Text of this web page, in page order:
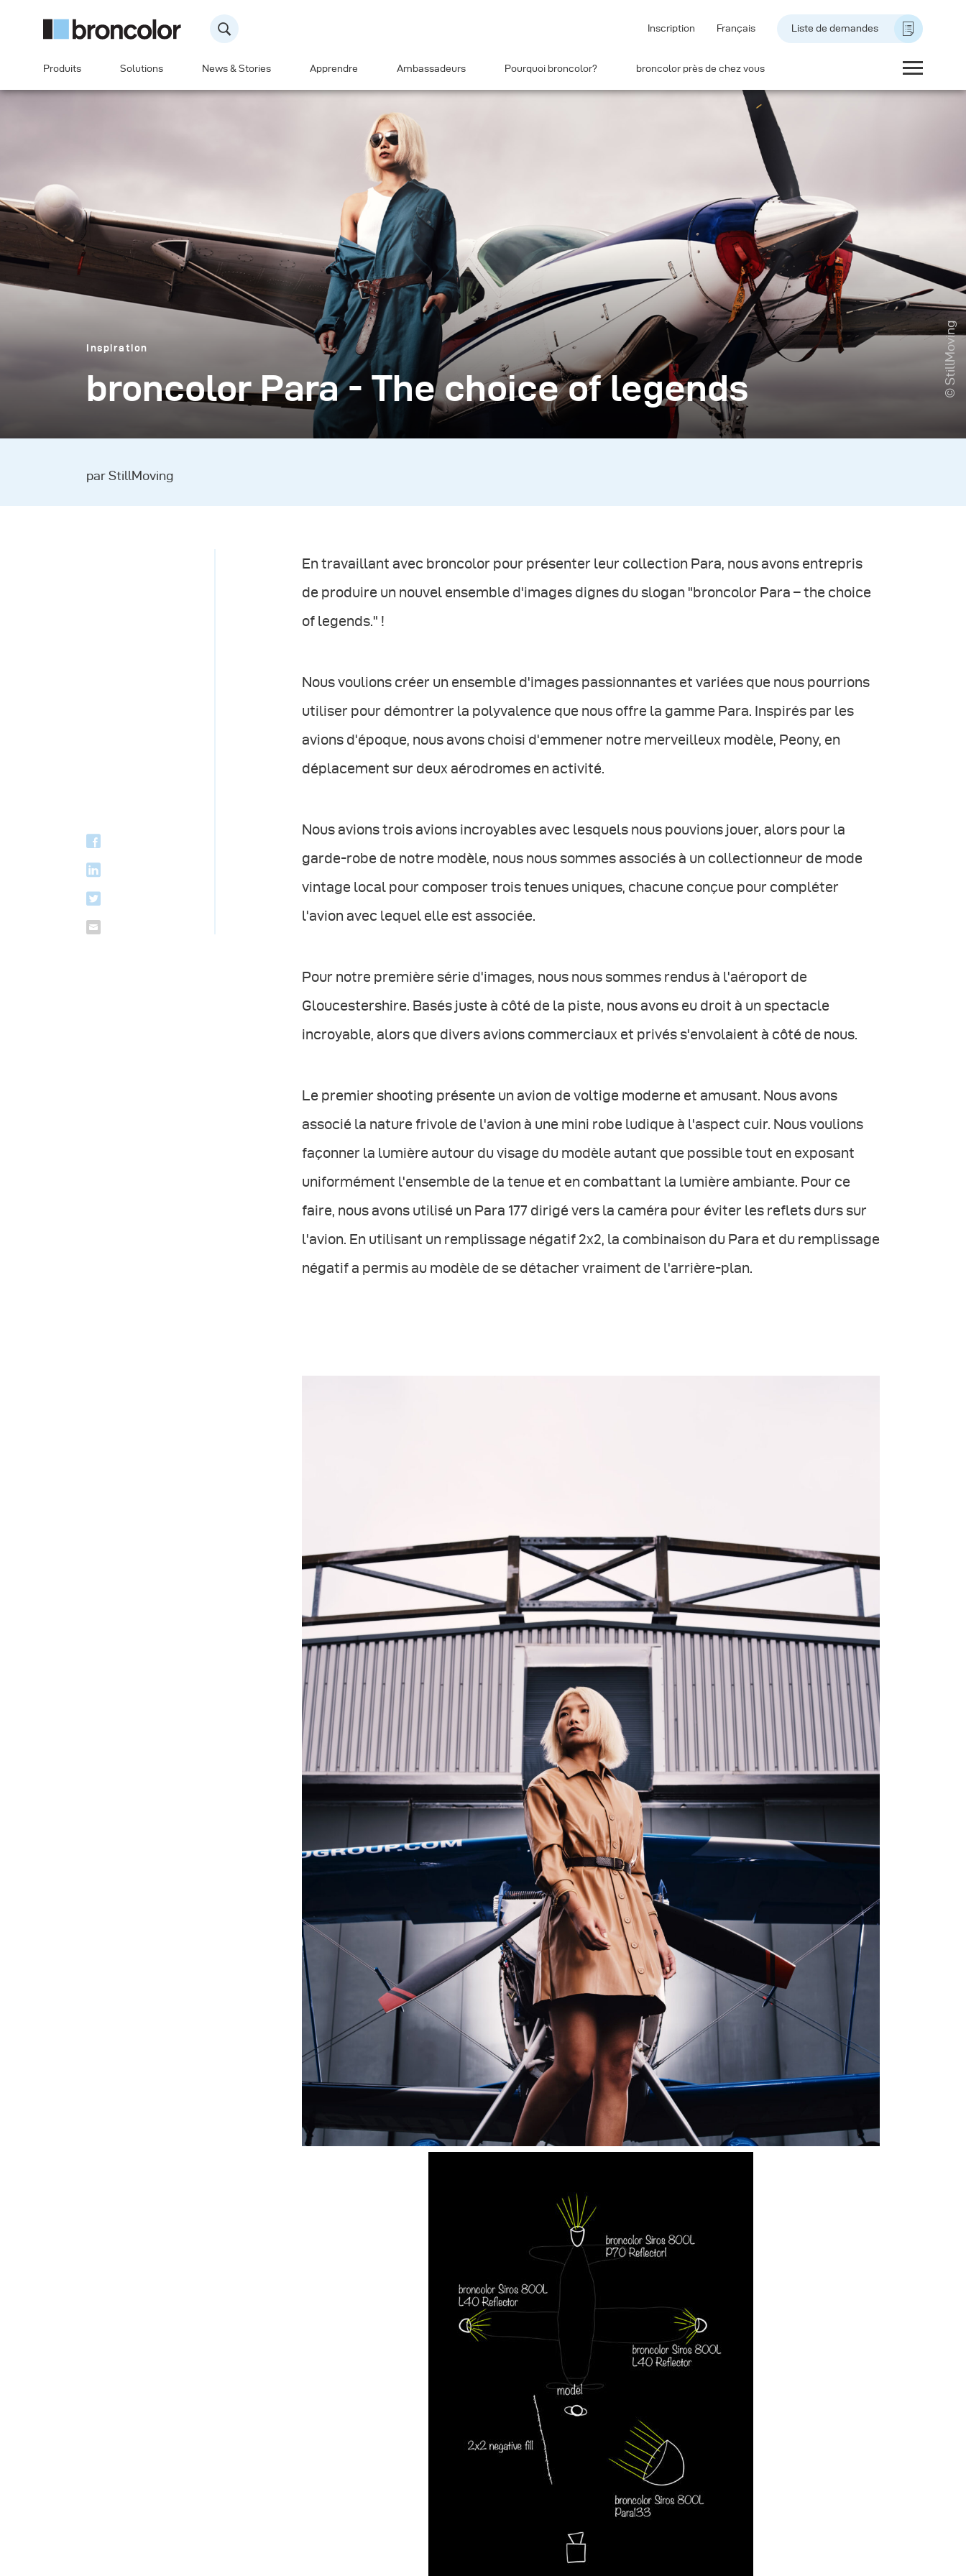
Inscription Français Liste de demandes
Produits Solutions News & Stories Apprendre Ambassadeurs Pourquoi broncolor? broncolor près de chez vous
Inspiration
broncolor Para - The choice of legends © StillMoving
par StillMoving
En travaillant avec broncolor pour présenter leur collection Para, nous avons entrepris
de produire un nouvel ensemble d'images dignes du slogan "broncolor Para – the choice
of legends." !
Nous voulions créer un ensemble d'images passionnantes et variées que nous pourrions
utiliser pour démontrer la polyvalence que nous offre la gamme Para. Inspirés par les
avions d'époque, nous avons choisi d'emmener notre merveilleux modèle, Peony, en
déplacement sur deux aérodromes en activité.
Nous avions trois avions incroyables avec lesquels nous pouvions jouer, alors pour la
garde-robe de notre modèle, nous nous sommes associés à un collectionneur de mode
vintage local pour composer trois tenues uniques, chacune conçue pour compléter
l'avion avec lequel elle est associée.
Pour notre première série d'images, nous nous sommes rendus à l'aéroport de
Gloucestershire. Basés juste à côté de la piste, nous avons eu droit à un spectacle
incroyable, alors que divers avions commerciaux et privés s'envolaient à côté de nous.
Le premier shooting présente un avion de voltige moderne et amusant. Nous avons
associé la nature frivole de l'avion à une mini robe ludique à l'aspect cuir. Nous voulions
façonner la lumière autour du visage du modèle autant que possible tout en exposant
uniformément l'ensemble de la tenue et en combattant la lumière ambiante. Pour ce
faire, nous avons utilisé un Para 177 dirigé vers la caméra pour éviter les reflets durs sur
l'avion. En utilisant un remplissage négatif 2x2, la combinaison du Para et du remplissage
négatif a permis au modèle de se détacher vraiment de l'arrière-plan.